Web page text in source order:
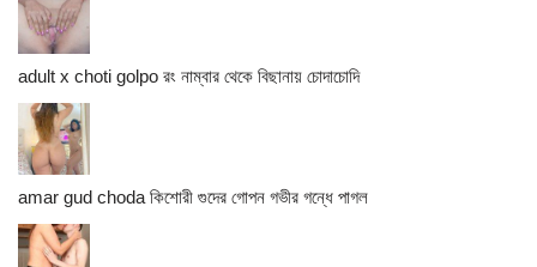
adult x choti golpo রং নাম্বার থেকে বিছানায় চোদাচোদি
amar gud choda কিশোরী গুদের গোপন গভীর গন্ধে পাগল